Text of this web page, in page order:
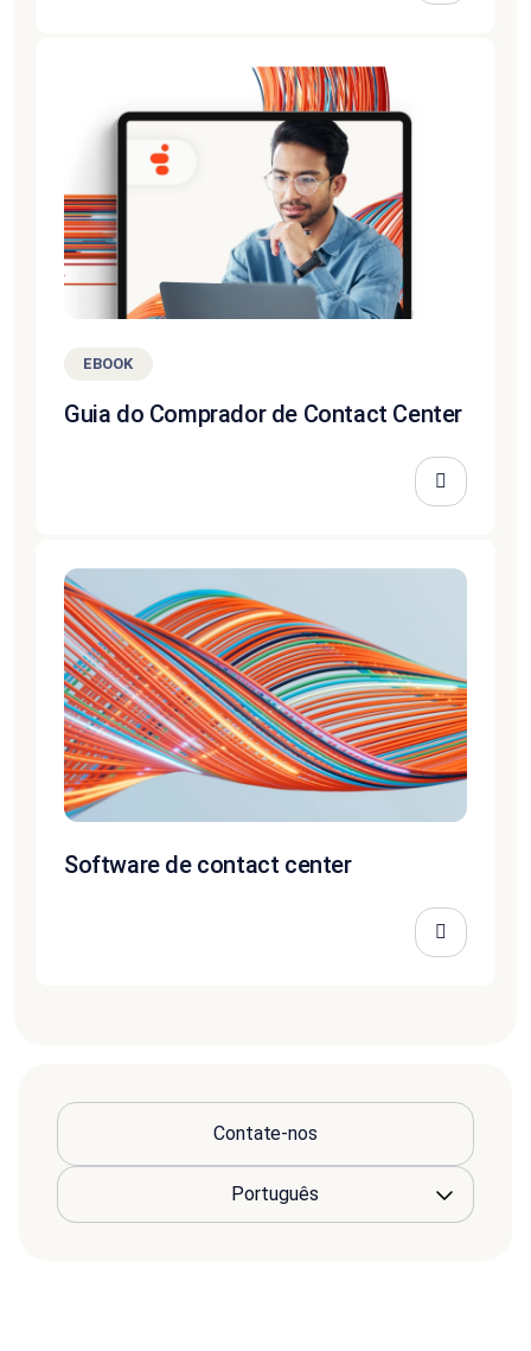
EBOOK
Guia do Comprador de Contact Center
Software de contact center
Contate-nos